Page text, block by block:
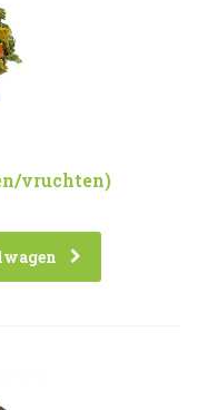
vruchten)